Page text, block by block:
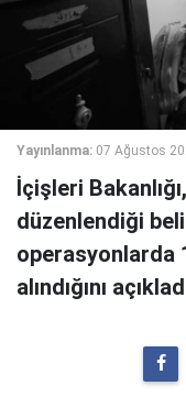
Yayınlanma: 07 Ağustos
İçişleri
düzenlendiği
operasyonlarda
alındığını